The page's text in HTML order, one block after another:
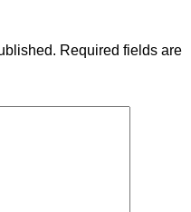
Required fields are